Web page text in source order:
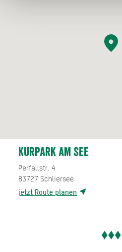
Kurpark am See
Perfallstr. 4
83727 Schliersee
jetzt Route planen